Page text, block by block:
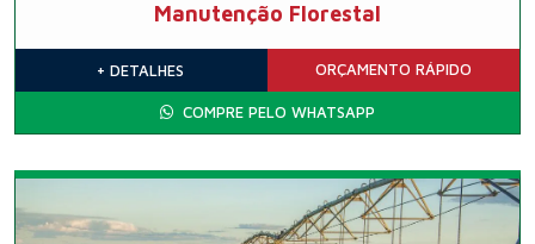
Manutenção Florestal
+ DETALHES ORÇAMENTO RÁPIDO
COMPRE PELO WHATSAPP